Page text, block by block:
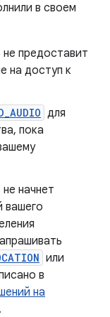
в своем
предоставит
на доступ к
для
пока
начнет
вашего
или
в
на
.